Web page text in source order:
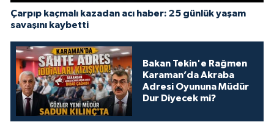
Çarpıp kaçmalı kazadan acı haber: 25 günlük yaşam
savaşını kaybetti
Bakan Tekin'e Rağmen
Karaman’da Akraba
Adresi Oyununa Müdür
Dur Diyecek mi?